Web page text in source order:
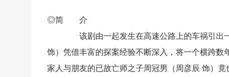
◎简 介
该剧由一起发生在高速公路上的车祸引出一
饰）凭借丰富的探案经验不断深入，将一个横跨
家人与朋友的已故亡师之子周冠男（周彦辰 饰）